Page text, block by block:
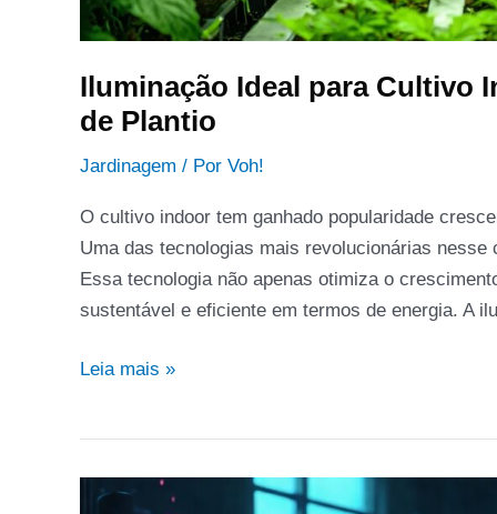
Iluminação Ideal para Cultivo
de Plantio
Jardinagem / Por Voh!
O cultivo indoor tem ganhado popularidade
Uma das tecnologias mais revolucionárias
Essa tecnologia não apenas otimiza o
sustentável e eficiente em termos de energia. A
Leia mais »
Desentupimento